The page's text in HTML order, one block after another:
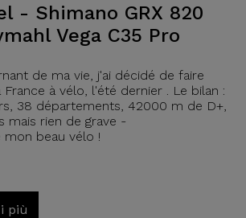
- Shimano GRX 820
Vega C35 Pro
de ma vie, j'ai décidé de faire
à vélo, l'été dernier . Le bilan :
38 départements, 42000 m de D+,
mais rien de grave -
beau vélo !
più